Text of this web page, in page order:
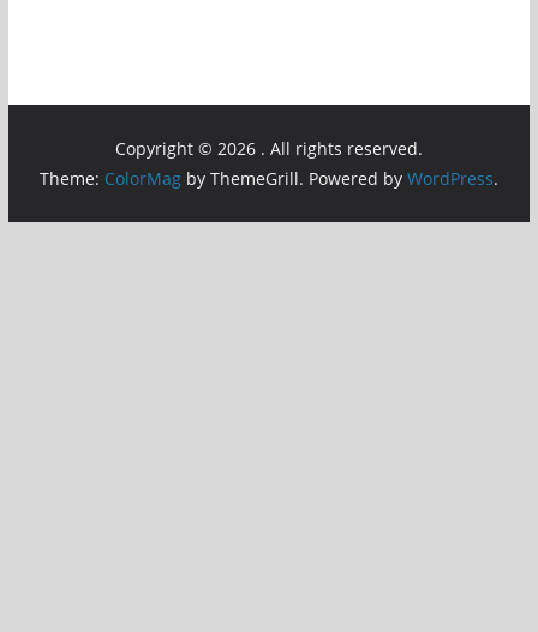
Copyright © 2026 . All rights reserved.
Theme: ColorMagby ThemeGrill. Powered by WordPress.